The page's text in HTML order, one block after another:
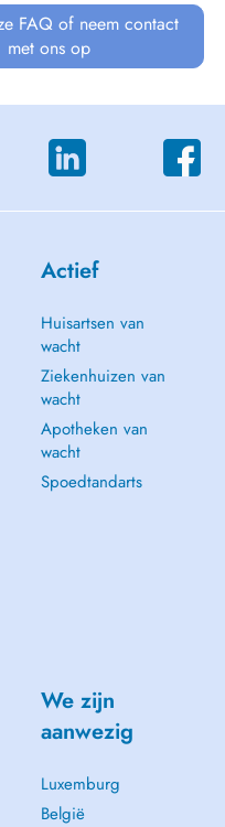
FAQ of neem contact
met ons op
Actief
Huisartsen van
wacht
Ziekenhuizen van
wacht
Apotheken van
wacht
Spoedtandarts
We zijn
aanwezig
Luxemburg
België